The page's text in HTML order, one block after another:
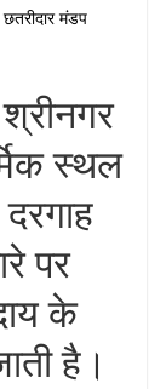
मंडप
स्थल
पर
के
है।